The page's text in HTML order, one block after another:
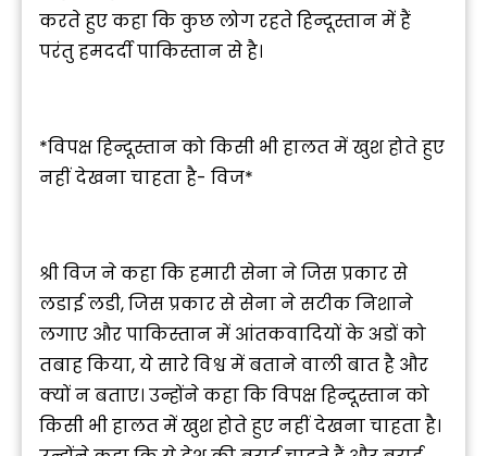
करते हुए कहा कि कुछ लोग रहते हिन्दूस्तान में हैं
परंतु हमदर्दी पाकिस्तान से है।
*विपक्ष हिन्दूस्तान को किसी भी हालत में खुश होते हुए
नहीं देखना चाहता है- विज*
श्री विज ने कहा कि हमारी सेना ने जिस प्रकार से
लडाई लडी, जिस प्रकार से सेना ने सटीक निशाने
लगाए और पाकिस्तान में आंतकवादियों के अडों को
तबाह किया, ये सारे विश्व में बताने वाली बात है और
क्यों न बताए। उन्होंने कहा कि विपक्ष हिन्दूस्तान को
किसी भी हालत में खुश होते हुए नहीं देखना चाहता है।